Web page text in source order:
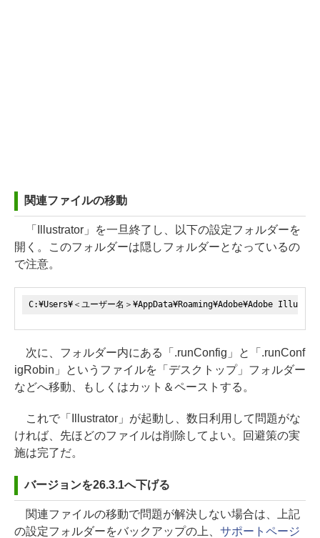
関連ファイルの移動
「Illustrator」を一旦終了し、以下の設定フォルダーを
開く。このフォルダーは隠しフォルダーとなっているの
で注意。
C:¥Users¥＜ユーザー名＞¥AppData¥Roaming¥Adobe¥Adobe
次に、フォルダー内にある「.runConfig」と「.runConf
igRobin」というファイルを「デスクトップ」フォルダー
などへ移動、もしくはカット＆ペーストする。
これで「Illustrator」が起動し、数日利用して問題がな
ければ、先ほどのファイルは削除してよい。回避策の実
施は完了だ。
バージョンを26.3.1へ下げる
関連ファイルの移動で問題が解決しない場合は、上記
の設定フォルダーをバックアップの上、 サポートページ